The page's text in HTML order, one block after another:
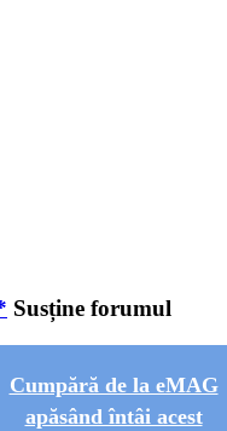
Susține forumul
Cumpără de la eMAG
apăsând întâi acest